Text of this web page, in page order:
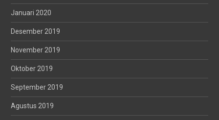
Januari 2020
Desember 2019
November 2019
Oktober 2019
September 2019
Agustus 2019